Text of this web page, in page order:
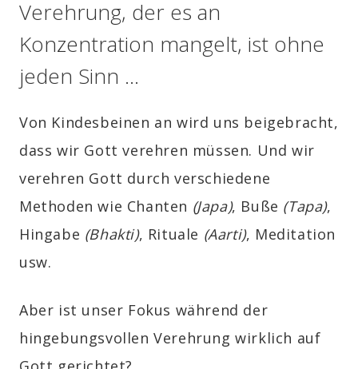
Verehrung, der es an
Konzentration mangelt, ist ohne
jeden Sinn …
Von Kindesbeinen an wird uns beigebracht,
dass wir Gott verehren müssen. Und wir
verehren Gott durch verschiedene
Methoden wie Chanten (Japa), Buße (Tapa),
Hingabe (Bhakti), Rituale (Aarti), Meditation
usw.
Aber ist unser Fokus während der
hingebungsvollen Verehrung wirklich auf